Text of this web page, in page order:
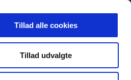
Tillad alle cookies
Tillad udvalgte
Presse Job og karriere